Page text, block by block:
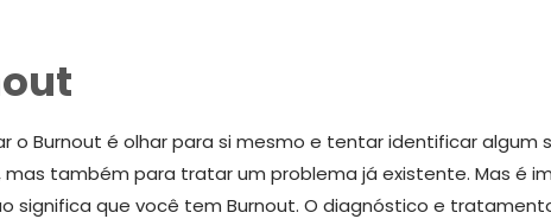
Burnout é olhar para si mesmo e tentar identificar algum
também para tratar um problema já existente. Mas é
significa que você tem Burnout. O diagnóstico e